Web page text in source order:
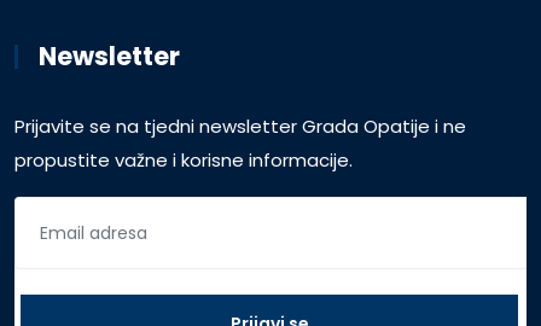
Newsletter
Prijavite se na tjedni newsletter Grada Opatije i ne
propustite važne i korisne informacije.